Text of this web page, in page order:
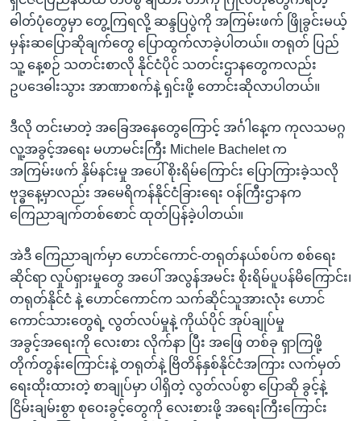
ဓါတ်ပုံတွေမှာ တွေ့ကြရလို့ ဆန္ဒပြပွဲကို အကြမ်းဖက် ဖြိုခွင်းမယ့်
မှန်းဆပြောဆိုချက်တွေ ပြောထွက်လာခဲ့ပါတယ်။ တရုတ် ပြည်
သူ့ နေ့စဉ် သတင်းစာလို နိုင်ငံပိုင် သတင်းဌာနတွေကလည်း
ဥပဒေဓါးသွား အာဏာစက်နဲ့ ရှင်းဖို့ တောင်းဆိုလာပါတယ်။
ဒီလို တင်းမာတဲ့ အခြေအနေတွေကြောင့် အင်္ဂါနေ့က ကုလသမဂ္ဂ
လူ့အခွင့်အရေး မဟာမင်းကြီး Michele Bachelet က
အကြမ်းဖက် နှိမ်နင်းမှု အပေါ် စိုးရိမ်ကြောင်း ပြောကြားခဲ့သလို
ဗုဒ္ဓနေ့မှာလည်း အမေရိကန်နိုင်ငံခြားရေး ဝန်ကြီးဌာနက
ကြေညာချက်တစ်စောင် ထုတ်ပြန်ခဲ့ပါတယ်။
အဲဒီ ကြေညာချက်မှာ ဟောင်ကောင်-တရုတ်နယ်စပ်က စစ်ရေး
ဆိုင်ရာ လှုပ်ရှားမှုတွေ အပေါ် အလွန်အမင်း စိုးရိမ်ပူပန်မိကြောင်း၊
တရုတ်နိုင်ငံ နဲ့ ဟောင်ကောင်က သက်ဆိုင်သူအားလုံး ဟောင်
ကောင်သားတွေရဲ့ လွတ်လပ်မှုနဲ့ ကိုယ်ပိုင် အုပ်ချုပ်မှု
အခွင့်အရေးကို လေးစား လိုက်နာ ပြီး အဖြေ တစ်ခု ရှာကြဖို့
တိုက်တွန်းကြောင်းနဲ့ တရုတ်နဲ့ ဗြိတိန်နှစ်နိုင်ငံအကြား လက်မှတ်
ရေးထိုးထားတဲ့ စာချုပ်မှာ ပါရှိတဲ့ လွတ်လပ်စွာ ပြောဆို ခွင့်နဲ့
ငြိမ်းချမ်းစွာ စုဝေးခွင့်တွေကို လေးစားဖို့ အရေးကြီးကြောင်း